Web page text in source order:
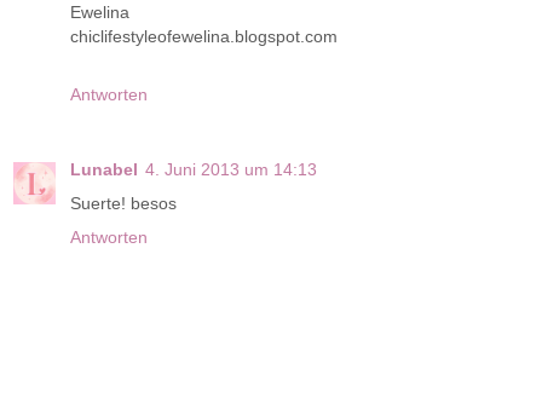
Ewelina
chiclifestyleofewelina.blogspot.com
Antworten
Lunabel 4. Juni 2013 um 14:13
Suerte! besos
Antworten